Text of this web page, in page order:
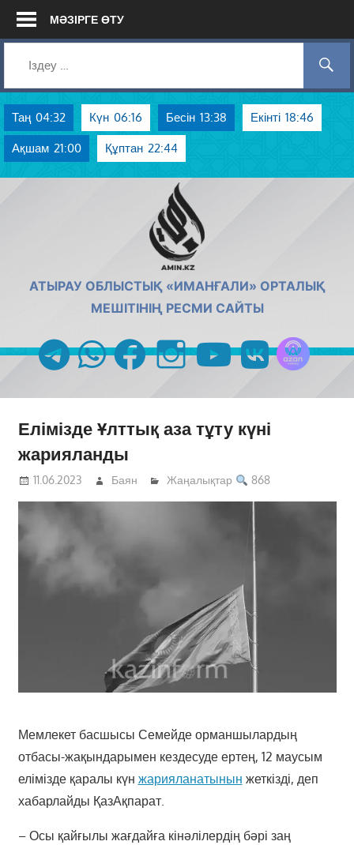
Skip
МӘЗІРГЕ ӨТУ
Таң 04:32 Күн 06:16 Бесін 13:38 Екінті 18:46
Ақшам 21:00 Құптан 22:44
АТЫРАУ ОБЛЫСТЫҚ «ИМАНҒАЛИ» ОРТАЛЫҚ
МЕШІТІНІҢ РЕСМИ САЙТЫ
telegramwhatsappfacebookinstagramyoutubevk
Елімізде Ұлттық аза тұту күні
жарияланды
11.06.2023 Баян Жаңалықтар 868
Мемлекет басшысы Семейде орманшылардың
отбасы-жақындарымен кездесуде ертең, 12 маусым
елімізде қаралы күн жарияланатынын жеткізді, деп
хабарлайды ҚазАқпарат.
– Осы қайғылы жағдайға кінәлілердің бәрі заң